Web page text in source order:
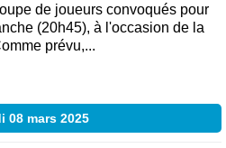
de joueurs convoqués pour
(20h45), à l'occasion de la
prévu,...
08 mars 2025